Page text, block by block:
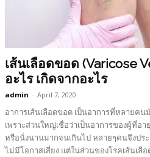
เส้นเลือดขอด (Varicose
อะไร เกิดจากอะไร
admin - April 7, 2020
อาการเส้นเลือดขอด เป็นอาการที่หลายค
เพราะส่วนใหญ่เชื่อว่าเป็นอาการของผู้ที่อ
หรือนั่งนานมากจนเกินไป หลายๆคนจึงประ
ไม่มีโอกาสเสี่ยง แต่ในส่วนของโรคเส้นเลื